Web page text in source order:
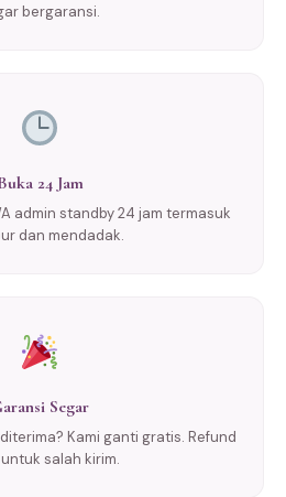
bergaransi.
24 Jam
admin standby 24 jam termasuk
dan mendadak.
Segar
Kami ganti gratis. Refund
salah kirim.